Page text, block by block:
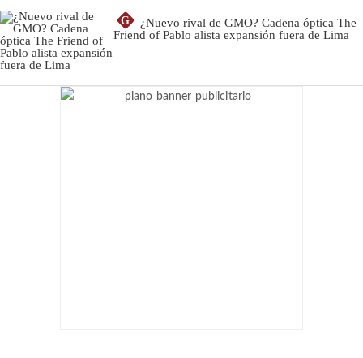
G
¿Nuevo rival de GMO? Cadena óptica The
Friend of Pablo alista expansión fuera de Lima